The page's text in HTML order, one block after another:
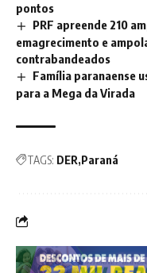
pontos
PRF apreende 210
emagrecimento e
contrabandeados
Família paranaense
para a Mega da Virada
TAGS: DER Paraná